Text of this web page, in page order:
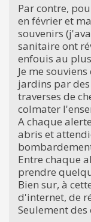
Par contre,
en février et
souvenirs
sanitaire ont
enfouis au
Je me
jardins par
traverses de
colmater
A chaque
abris et
Entre chaque
prendre
Bien sur, à
d'internet, de
Seulement